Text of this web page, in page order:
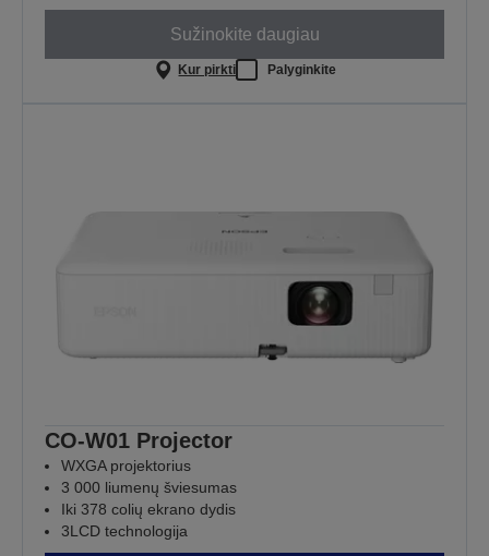
Sužinokite daugiau
Kur pirkti Palyginkite
CO-W01 Projector
WXGA projektorius
3 000 liumenų šviesumas
Iki 378 colių ekrano dydis
3LCD technologija